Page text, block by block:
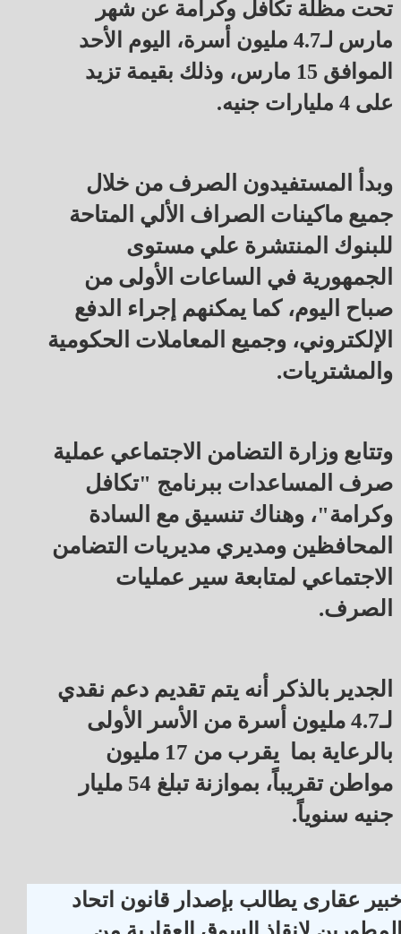
تحت مظلة تكافل وكرامة عن شهر
مارس لـ4.7 مليون أسرة، اليوم الأحد
الموافق 15 مارس، وذلك بقيمة تزيد
على 4 مليارات جنيه.
وبدأ المستفيدون الصرف من خلال
جميع ماكينات الصراف الألي المتاحة
للبنوك المنتشرة علي مستوى
الجمهورية في الساعات الأولى من
صباح اليوم، كما يمكنهم إجراء الدفع
الإلكتروني، وجميع المعاملات الحكومية
والمشتريات.
وتتابع وزارة التضامن الاجتماعي عملية
صرف المساعدات ببرنامج "تكافل
وكرامة"، وهناك تنسيق مع السادة
المحافظين ومديري مديريات التضامن
الاجتماعي لمتابعة سير عمليات
الصرف.
الجدير بالذكر أنه يتم تقديم دعم نقدي
لـ4.7 مليون أسرة من الأسر الأولى
بالرعاية بما يقرب من 17 مليون
مواطن تقريباً، بموازنة تبلغ 54 مليار
جنيه سنوياً.
عقارى يطالب بإصدار قانون اتحاد